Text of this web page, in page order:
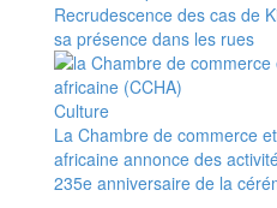
Recrudescence des cas de
sa présence dans les rues
Culture
La Chambre de commerce
africaine annonce des
235e anniversaire de la